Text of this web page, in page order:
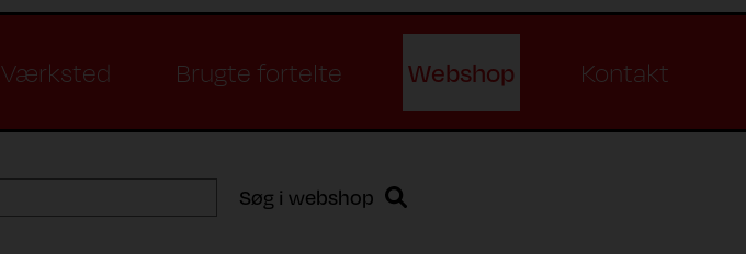
Værksted Brugte fortelte Webshop Kontakt
Søg i webshop